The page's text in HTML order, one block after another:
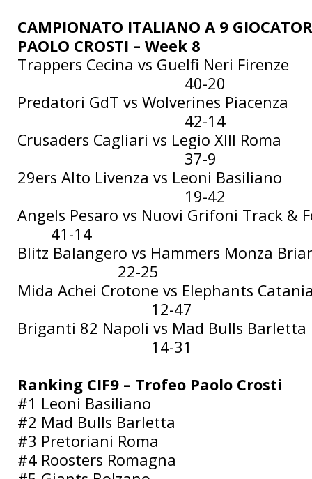
CAMPIONATO ITALIANO A 9
PAOLO CROSTI – Week 8
Trappers Cecina vs Guelfi Neri Firenze
40-20
Predatori GdT vs Wolverines Piacenza
42-14
Crusaders Cagliari vs Legio XIII Roma
37-9
29ers Alto Livenza vs Leoni Basiliano
19-42
Angels Pesaro vs Nuovi Grifoni Track &
41-14
Blitz Balangero vs Hammers Monza
22-25
Mida Achei Crotone vs Elephants
12-47
Briganti 82 Napoli vs Mad Bulls Barletta
14-31
Ranking CIF9 – Trofeo Paolo Crosti
#1 Leoni Basiliano
#2 Mad Bulls Barletta
#3 Pretoriani Roma
#4 Roosters Romagna